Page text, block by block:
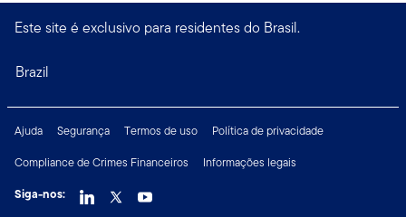
Este site é exclusivo para residentes do Brasil.
Brazil
Ajuda Segurança Termos de uso
Política de privacidade
Compliance de Crimes Financeiros
Informações legais
Siga-nos: